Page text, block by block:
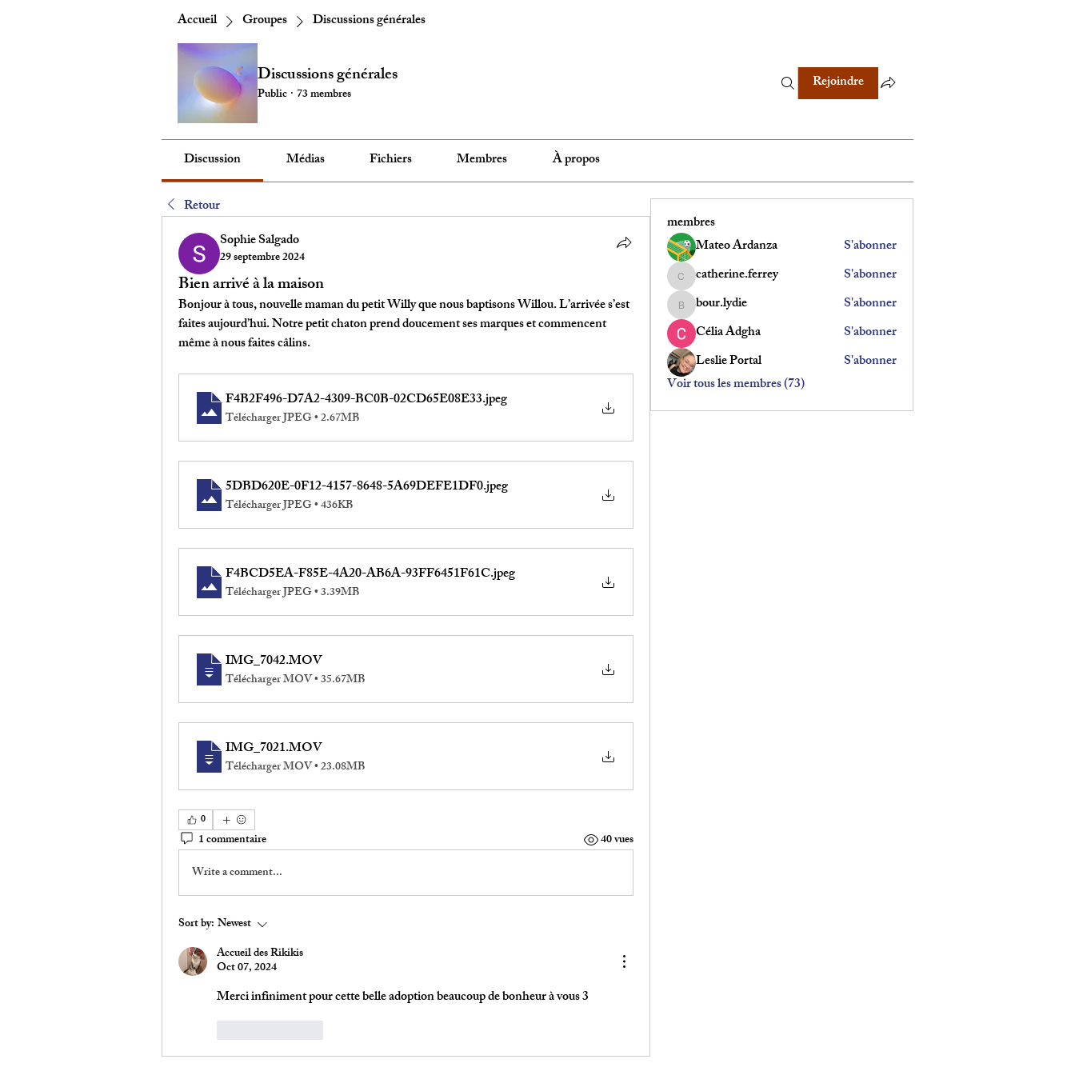
Accueil Groupes Discussions générales
Discussions générales
Public · 73 membres Rejoindre
Discussion Médias Fichiers Membres
À propos
Retour
Sophie Salgado
29 septembre 2024
Bien arrivé à la maison
Bonjour à tous, nouvelle maman du petit Willy que nous baptisons Willou. L’arrivée s’est
faites aujourd’hui. Notre petit chaton prend doucement ses marques et commencent
même à nous faites câlins.
F4B2F496-D7A2-4309-BC0B-02CD65E08E33.jpeg
Télécharger JPEG • 2.67MB
5DBD620E-0F12-4157-8648-5A69DEFE1DF0.jpeg
Télécharger JPEG • 436KB
F4BCD5EA-F85E-4A20-AB6A-93FF6451F61C.jpeg
Télécharger JPEG • 3.39MB
IMG_7042.MOV
Télécharger MOV • 35.67MB
IMG_7021.MOV
Télécharger MOV • 23.08MB
0
1 commentaire
40 vues
Write a comment...
Sort by: Newest
Accueil des Rikikis
Oct 07, 2024
Merci infiniment pour cette belle adoption beaucoup de bonheur à vous 3
membres
Mateo Ardanza
S'abonner
catherine.ferrey
catherine.ferrey S'abonner
bour.lydiebour.lydie
S'abonner
Célia Adgha
S'abonner
Leslie Portal
S'abonner
Voir tous les membres (73)